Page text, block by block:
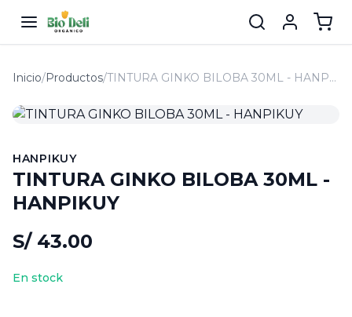
Inicio/Productos/ TINTURA GINKO BILOBA 30ML - HANPIKUY
HANPIKUY
TINTURA GINKO BILOBA 30ML -
HANPIKUY
S/ 43.00
En stock